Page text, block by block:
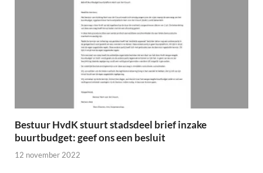
Bestuur HvdK stuurt stadsdeel brief inzake
buurtbudget: geef ons een besluit
12 november 2022